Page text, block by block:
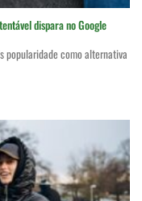
dispara no Google
popularidade como alternativa